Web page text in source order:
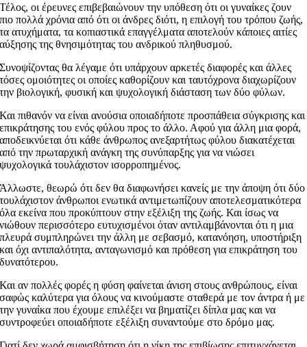
Τέλος, οι έρευνες επιβεβαιώνουν την υπόθεση ότι οι γυναίκες ζουν
πιο πολλά χρόνια από ότι οι άνδρες διότι, η επιλογή του τρόπου ζωής,
τα ατυχήματα, τα κοπιαστικά επαγγέλματα αποτελούν κάποιες αιτίες
αύξησης της θνησιμότητας του ανδρικού πληθυσμού.
Συνοψίζοντας θα λέγαμε ότι υπάρχουν αρκετές διαφορές και άλλες
τόσες ομοιότητες οι οποίες καθορίζουν και ταυτόχρονα διαχωρίζουν
την βιολογική, φυσική και ψυχολογική διάσταση των δύο φύλων.
Και πιθανόν να είναι ανούσια οποιαδήποτε προσπάθεια σύγκρισης και
επικράτησης του ενός φύλου προς το άλλο. Αφού για άλλη μια φορά,
αποδεικνύεται ότι κάθε άνθρωπος ανεξαρτήτως φύλου διακατέχεται
από την πρωταρχική ανάγκη της συνύπαρξης για να νιώσει
ψυχολογικά τουλάχιστον ισορροπημένος.
Άλλωστε, θεωρώ ότι δεν θα διαφωνήσει κανείς με την άποψη ότι δύο
τουλάχιστον άνθρωποι ενωτικά αντιμετωπίζουν αποτελεσματικότερα
όλα εκείνα που προκύπτουν στην εξέλιξη της ζωής. Και ίσως να
νιώθουν περισσότερο ευτυχισμένοι όταν αντιλαμβάνονται ότι η μια
πλευρά συμπληρώνει την άλλη με σεβασμό, κατανόηση, υποστήριξη
και όχι αντιπαλότητα, ανταγωνισμό και πρόθεση για επικράτηση του
δυνατότερου.
Και αν πολλές φορές η φύση φαίνεται άνιση στους ανθρώπους, είναι
σαφώς καλύτερα για όλους να κινούμαστε σταθερά με τον άντρα ή με
την γυναίκα που έχουμε επιλέξει να βηματίζει δίπλα μας και να
συντροφεύει οποιαδήποτε εξέλιξη συναντούμε στο δρόμο μας.